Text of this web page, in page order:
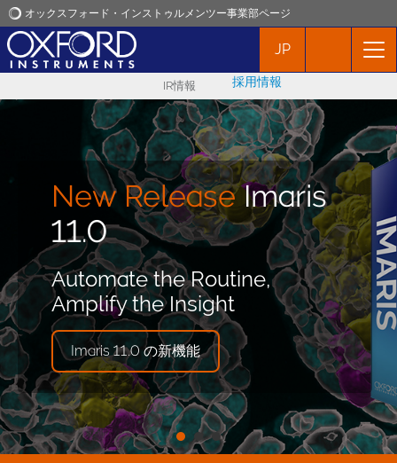
オックスフォード・インストゥルメンツー事業部ページ
オックスフォード・インストゥルメンツ
アプリケーション
プロダクト
ニュース
お問い合わせ
JP
IR情報 採用情報
New ReleaseImaris
11.0
Automate the Routine,
Amplify the Insight
Imaris 11.0 の新機能
NEWベンチトップ
型顕微鏡
The Pathway from
Fluorescence to Super
Resolution on a Budget
詳しく見る
NEW Imaris Viewer
A Free 3D/4D Microscopy
Image Viewer
Try Imaris Viewer Today